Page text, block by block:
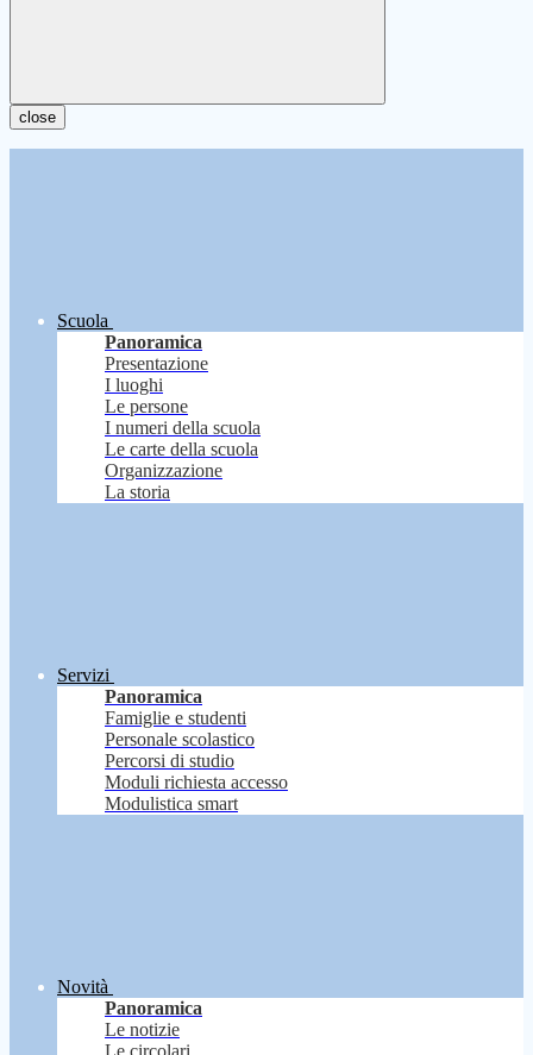
close
Scuola
Panoramica
Presentazione
I luoghi
Le persone
I numeri della scuola
Le carte della scuola
Organizzazione
La storia
Servizi
Panoramica
Famiglie e studenti
Personale scolastico
Percorsi di studio
Moduli richiesta accesso
Modulistica smart
Novità
Panoramica
Le notizie